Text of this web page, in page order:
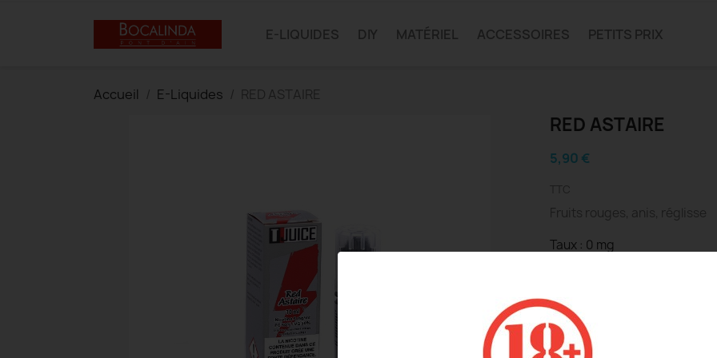
E-LIQUIDES DIY MATÉRIEL ACCESSOIRES PETITS PRIX
Accueil E-Liquides RED ASTAIRE
RED ASTAIRE
5,90 €
TTC
Fruits rouges, anis, réglisse
Taux : 0 mg
Détails du produit